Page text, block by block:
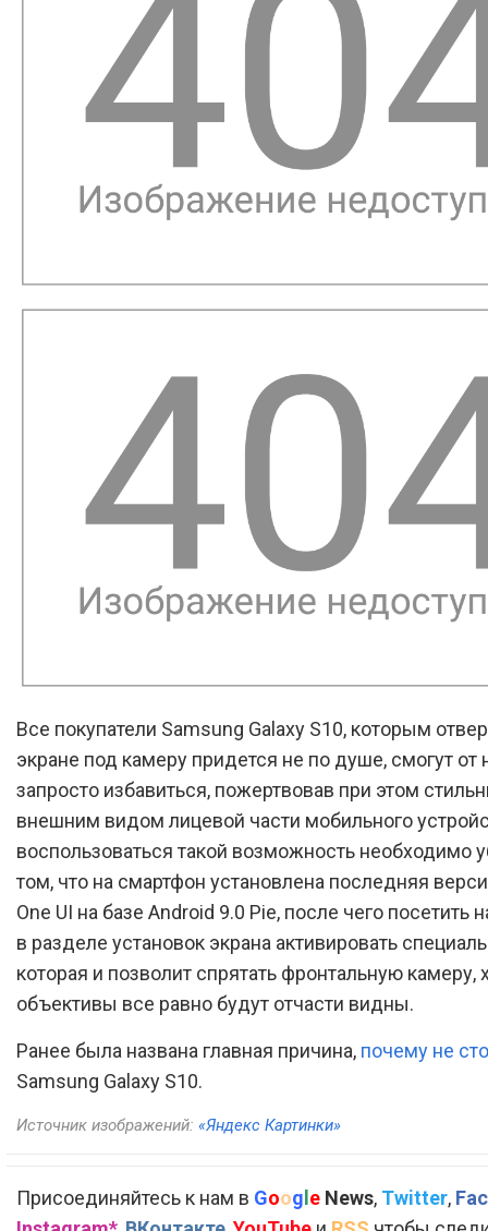
Все покупатели Samsung Galaxy S10, которым
экране под камеру придется не по душе, смогут от
запросто избавиться, пожертвовав при этом
внешним видом лицевой части мобильного
воспользоваться такой возможность необходимо
том, что на смартфон установлена последняя
One UI на базе Android 9.0 Pie, после чего посетить
в разделе установок экрана активировать
которая и позволит спрятать фронтальную камеру,
объективы все равно будут отчасти видны.
Ранее была названа главная причина, почему не
Samsung Galaxy S10.
Источник изображений: «Яндекс Картинки»
Присоединяйтесь к нам в Goog e News, Twitter,